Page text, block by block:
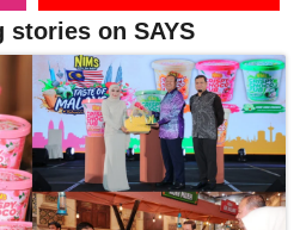
stories on SAYS